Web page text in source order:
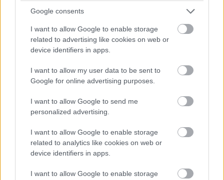
Google consents
I want to allow Google to enable storage
related to advertising like cookies on web or
device identifiers in apps.
I want to allow my user data to be sent to
Google for online advertising purposes.
I want to allow Google to send me
personalized advertising.
I want to allow Google to enable storage
related to analytics like cookies on web or
device identifiers in apps.
I want to allow Google to enable storage
ΕΠΑΓΩΓΙΚΗ ΦΟΡΤΙΣΗ
ΗΛΕΚΤΡΙΚΟ ΑΥΤΟΚΙΝΗΤΟ ΦΟΡΤΙΣΗ
READ NEXT